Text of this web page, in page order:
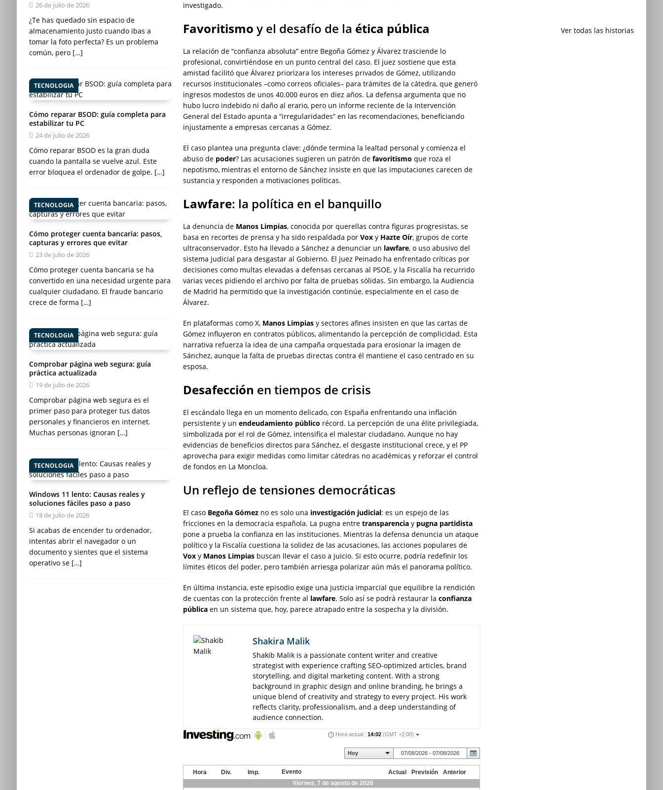
investigado.
Favoritismo y el desafío de la ética pública
La relación de “confianza absoluta” entre Begoña Gómez y Álvarez trasciende lo
profesional, convirtiéndose en un punto central del caso. El juez sostiene que esta
amistad facilitó que Álvarez priorizara los intereses privados de Gómez, utilizando
recursos institucionales –como correos oficiales– para trámites de la cátedra, que generó
ingresos modestos de unos 40.000 euros en diez años. La defensa argumenta que no
hubo lucro indebido ni daño al erario, pero un informe reciente de la Intervención
General del Estado apunta a “irregularidades” en las recomendaciones, beneficiando
injustamente a empresas cercanas a Gómez.
El caso plantea una pregunta clave: ¿dónde termina la lealtad personal y comienza el
abuso de poder? Las acusaciones sugieren un patrón defavoritismo que roza el
nepotismo, mientras el entorno de Sánchez insiste en que las imputaciones carecen de
sustancia y responden a motivaciones políticas.
Lawfare: la política en el banquillo
La denuncia de Manos Limpias, conocida por querellas contra figuras progresistas, se
basa en recortes de prensa y ha sido respaldada porVox y Hazte Oír, grupos de corte
ultraconservador. Esto ha llevado a Sánchez a denunciar un lawfare, o uso abusivo del
sistema judicial para desgastar al Gobierno. El juez Peinado ha enfrentado críticas por
decisiones como multas elevadas a defensas cercanas al PSOE, y la Fiscalía ha recurrido
varias veces pidiendo el archivo por falta de pruebas sólidas. Sin embargo, la Audiencia
de Madrid ha permitido que la investigación continúe, especialmente en el caso de
Álvarez.
En plataformas como X, Manos Limpias y sectores afines insisten en que las cartas de
Gómez influyeron en contratos públicos, alimentando la percepción de complicidad. Esta
narrativa refuerza la idea de una campaña orquestada para erosionar la imagen de
Sánchez, aunque la falta de pruebas directas contra él mantiene el caso centrado en su
esposa.
Desafección en tiempos de crisis
El escándalo llega en un momento delicado, con España enfrentando una inflación
persistente y unendeudamiento público récord. La percepción de una élite privilegiada,
simbolizada por el rol de Gómez, intensifica el malestar ciudadano. Aunque no hay
evidencias de beneficios directos para Sánchez, el desgaste institucional crece, y el PP
aprovecha para exigir medidas como limitar cátedras no académicas y reforzar el control
de fondos en La Moncloa.
Un reflejo de tensiones democráticas
El caso Begoña Gómez no es solo una investigación judicial: es un espejo de las
fricciones en la democracia española. La pugna entretransparencia y pugna partidista
pone a prueba la confianza en las instituciones. Mientras la defensa denuncia un ataque
político y la Fiscalía cuestiona la solidez de las acusaciones, las acciones populares de
Vox y Manos Limpias buscan llevar el caso a juicio. Si esto ocurre, podría redefinir los
límites éticos del poder, pero también arriesga polarizar aún más el panorama político.
En última instancia, este episodio exige una justicia imparcial que equilibre la rendición
de cuentas con la protección frente al lawfare. Solo así se podrá restaurar laconfianza
pública en un sistema que, hoy, parece atrapado entre la sospecha y la división.
Shakira Malik
Shakib Malik is a passionate content writer and creative
strategist with experience crafting SEO-optimized articles, brand
storytelling, and digital marketing content. With a strong
background in graphic design and online branding, he brings a
unique blend of creativity and strategy to every project. His work
reflects clarity, professionalism, and a deep understanding of
audience connection.
26 de julio de 2026
¿Te has quedado sin espacio de
almacenamiento justo cuando ibas a
tomar la foto perfecta? Es un problema
común, pero […]
TECNOLOGIA
Cómo reparar BSOD: guía completa para
estabilizar tu PC
24 de julio de 2026
Cómo reparar BSOD es la gran duda
cuando la pantalla se vuelve azul. Este
error bloquea el ordenador de golpe. […]
TECNOLOGIA
Cómo proteger cuenta bancaria: pasos,
capturas y errores que evitar
23 de julio de 2026
Cómo proteger cuenta bancaria se ha
convertido en una necesidad urgente para
cualquier ciudadano. El fraude bancario
crece de forma […]
TECNOLOGIA
Comprobar página web segura: guía
práctica actualizada
19 de julio de 2026
Comprobar página web segura es el
primer paso para proteger tus datos
personales y financieros en internet.
Muchas personas ignoran […]
TECNOLOGIA
Windows 11 lento: Causas reales y
soluciones fáciles paso a paso
18 de julio de 2026
Si acabas de encender tu ordenador,
intentas abrir el navegador o un
documento y sientes que el sistema
operativo se […]
Ver todas las historias
julio: Playas de